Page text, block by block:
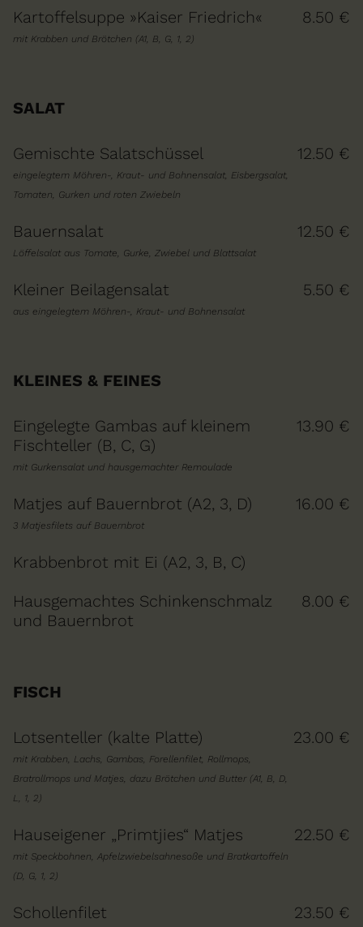
Kartoffelsuppe »Kaiser Friedrich«
mit Krabben und Brötchen (A1, B, G, 1, 2)
8.50 €
SALAT
Gemischte Salatschüssel
eingelegtem Möhren-, Kraut- und Bohnensalat, Eisbergsalat,
Tomaten, Gurken und roten Zwiebeln
12.50 €
Bauernsalat
Löffelsalat aus Tomate, Gurke, Zwiebel und Blattsalat
12.50 €
Kleiner Beilagensalat
aus eingelegtem Möhren-, Kraut- und Bohnensalat
5.50 €
KLEINES & FEINES
Eingelegte Gambas auf kleinem
Fischteller (B, C, G)
mit Gurkensalat und hausgemachter Remoulade
13.90 €
Matjes auf Bauernbrot (A2, 3, D)
3 Matjesfilets auf Bauernbrot
16.00 €
Krabbenbrot mit Ei (A2, 3, B, C)
Hausgemachtes Schinkenschmalz
und Bauernbrot
8.00 €
FISCH
Lotsenteller (kalte Platte)
mit Krabben, Lachs, Gambas, Forellenfilet, Rollmops,
Bratrollmops und Matjes, dazu Brötchen und Butter (A1, B, D,
L, 1, 2)
23.00 €
Hauseigener „Primtjies“ Matjes
mit Speckbohnen, Apfelzwiebelsahnesoße und Bratkartoffeln
(D, G, 1, 2)
22.50 €
Schollenfilet 23.50 €